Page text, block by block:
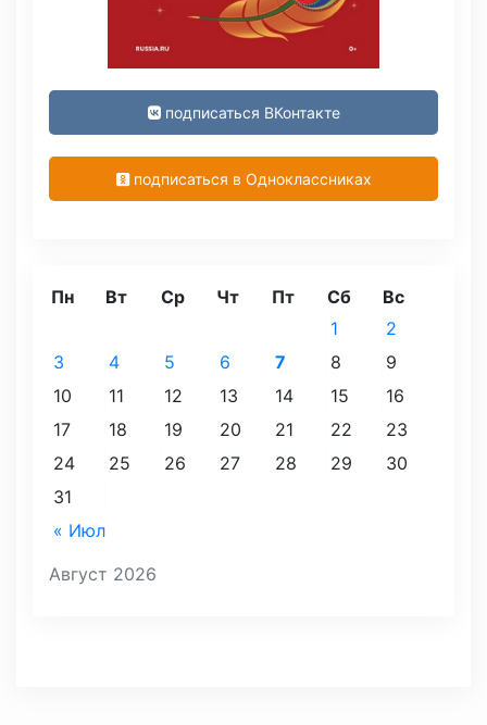
подписаться ВКонтакте
подписаться в Одноклассниках
Август 2026
Пн Вт Ср Чт Пт Сб Вс
« Июл
1
2
3
4 5 6 7 8
9
10
11 12 13 14 15
16
17
18 19 20 21 22
23
24
25 26 27 28 29
30
31